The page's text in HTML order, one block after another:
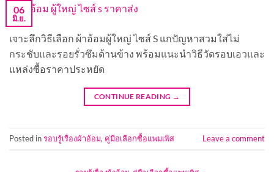
06
มิ.ย.
เจาะลึกวิธีเลือก ผ้าอ้อมผู้ใหญ่ ไซส์ S แกปัญหาสวมใส่ไม่
กระชับและรอยรั่วซึมด้านข้าง พร้อมแนะนำวิธีวัดรอบเอวและ
แหล่งซื้อราคาประหยัด
CONTINUE READING →
Posted inรอบรู้เรื่องผ้าอ้อม, คู่มือเลือกซื้อแพมเพิส Leave a comment